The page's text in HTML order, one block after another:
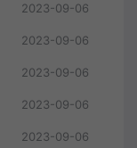
2023-09-06
2023-09-06
2023-09-06
2023-09-06
2023-09-06